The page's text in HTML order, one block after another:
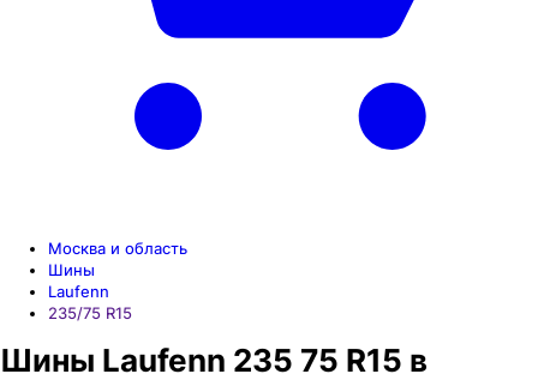
Москва и область
Шины
Laufenn
235/75 R15
Шины Laufenn 235 75 R15 в